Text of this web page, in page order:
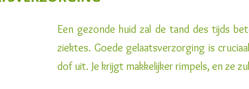
Een gezonde huid zal de tand des tijds
ziektes. Goede gelaatsverzorging is
dof uit. Je krijgt makkelijker rimpels, en ze